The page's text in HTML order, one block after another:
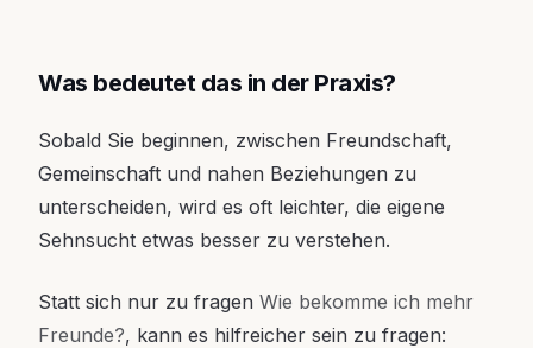
Was bedeutet das in der Praxis?
Sobald Sie beginnen, zwischen Freundschaft,
Gemeinschaft und nahen Beziehungen zu
unterscheiden, wird es oft leichter, die eigene
Sehnsucht etwas besser zu verstehen.
Statt sich nur zu fragen Wie bekomme ich mehr
Freunde?, kann es hilfreicher sein zu fragen: